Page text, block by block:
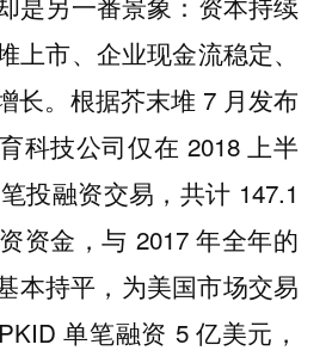
上市、企业现金流稳定、
长。根据芥末堆 7 月发布
科技公司仅在 2018 上半
投融资交易，共计 147.1
资金，与 2017 年全年的
本持平，为美国市场交易
单笔融资 5 亿美元，